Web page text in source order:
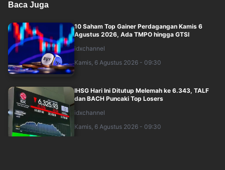
Baca Juga
10 Saham Top Gainer Perdagangan Kamis 6
Agustus 2026, Ada TMPO hingga GTSI
idxchannel
Kamis, 6 Agustus 2026 - 09:30
IHSG Hari Ini Ditutup Melemah ke 6.343, TALF
dan BACH Puncaki Top Losers
idxchannel
Kamis, 6 Agustus 2026 - 09:30